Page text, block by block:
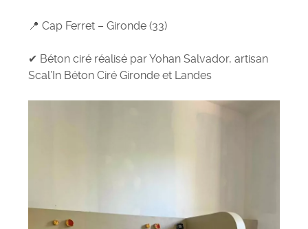
📍 Cap Ferret – Gironde (33)
✔ Béton ciré réalisé parYohan Salvador, artisan
Scal’In Béton Ciré Gironde et Landes